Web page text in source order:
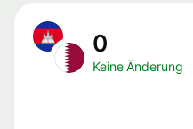
0
Keine Änderung